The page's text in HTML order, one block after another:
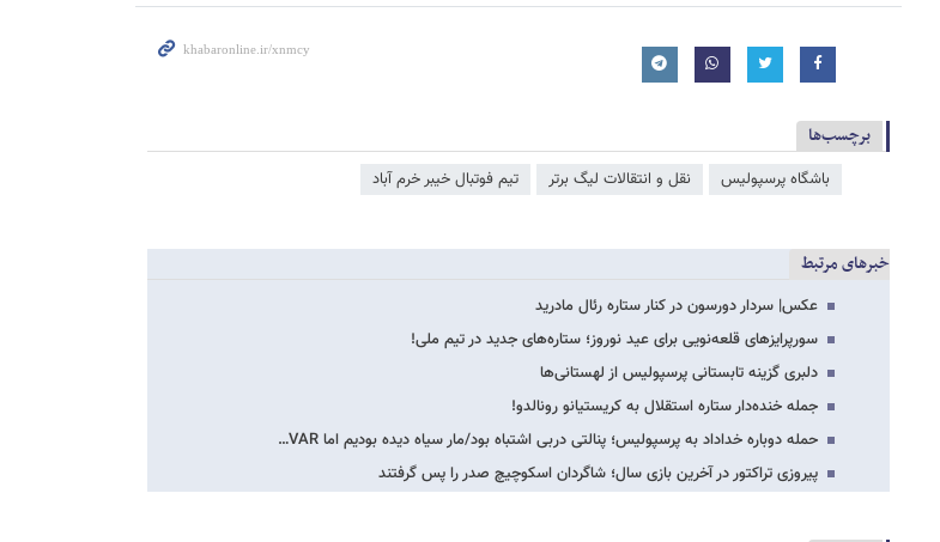
برچسب‌ها
باشگاه پرسپولیس نقل و انتقالات لیگ برتر تیم فوتبال خیبر خرم آباد
خبرهای مرتبط
عکس| سردار دورسون در کنار ستاره رئال مادرید
سورپرایزهای قلعه‌نویی برای عید نوروز؛ ستاره‌های جدید در تیم ملی!
دلبری گزینه تابستانی پرسپولیس از لهستانی‌ها
جمله خنده‌دار ستاره استقلال به کریستیانو رونالدو!
حمله دوباره خداداد به پرسپولیس؛ پنالتی دربی اشتباه بود/مار سیاه دیده بودیم اما VAR…
پیروزی تراکتور در آخرین بازی سال؛ شاگردان اسکوچیچ صدر را پس گرفتند